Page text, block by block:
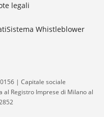
legali
Sistema Whistleblower
| Capitale sociale
Registro Imprese di Milano al